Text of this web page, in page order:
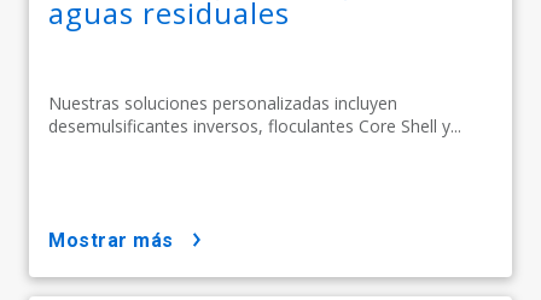
aguas residuales
Nuestras soluciones personalizadas incluyen
desemulsificantes inversos, floculantes Core Shell y...
mostrar más